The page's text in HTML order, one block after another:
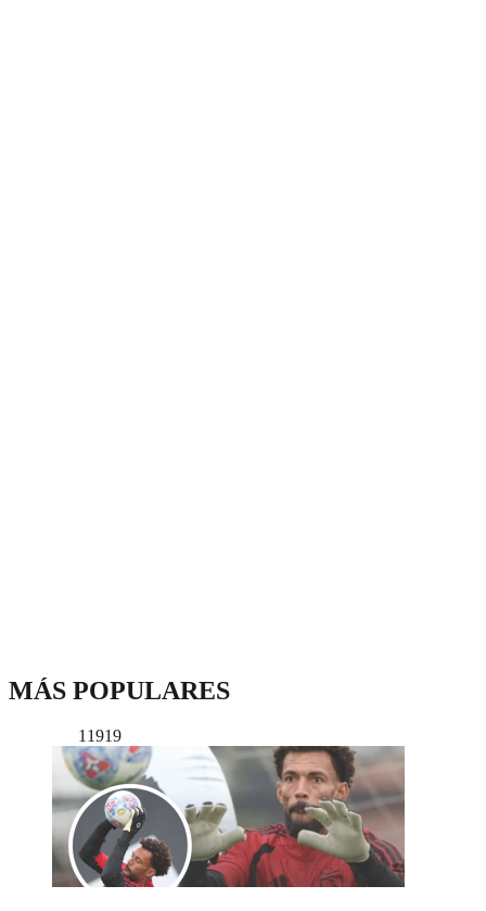
MÁS POPULARES
11919